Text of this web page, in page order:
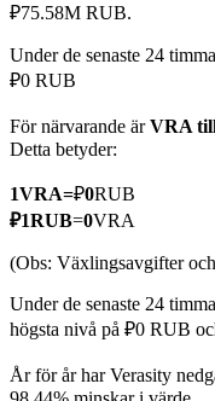
TradFi
Futures med USDC
₽75.58M RUB.
Under de senaste 24
₽0 RUB
För närvarande ärVRA
Detta betyder:
1VRA=₽0RUB
₽1RUB=0VRA
(Obs: Växlingsavgifter
Under de senaste 24
högsta nivå på ₽0 RUB
År för år har Verasity